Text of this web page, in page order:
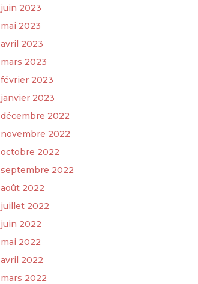
juin 2023
mai 2023
avril 2023
mars 2023
février 2023
janvier 2023
décembre 2022
novembre 2022
octobre 2022
septembre 2022
août 2022
juillet 2022
juin 2022
mai 2022
avril 2022
mars 2022